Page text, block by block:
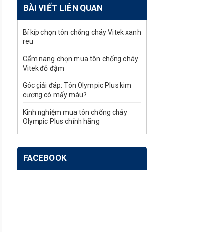
BÀI VIẾT LIÊN QUAN
Bí kíp chọn tôn chống cháy Vitek xanh
rêu
Cẩm nang chọn mua tôn chống cháy
Vitek đỏ đậm
Góc giải đáp: Tôn Olympic Plus kim
cương có mấy màu?
Kinh nghiệm mua tôn chống cháy
Olympic Plus chính hãng
FACEBOOK